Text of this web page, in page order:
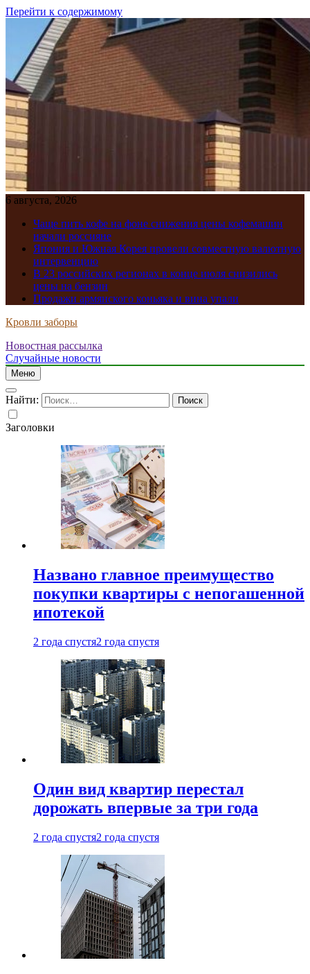
Перейти к содержимому
6 августа, 2026
Чаще пить кофе на фоне снижения цены кофемашин
начали россияне
Япония и Южная Корея провели совместную валютную
интервенцию
В 23 российских регионах в конце июля снизились
цены на бензин
Продажи армянского коньяка и вина упали
Кровли заборы
Новостная рассылка
Случайные новости
Меню
Найти:
Заголовки
Названо главное преимущество
покупки квартиры с непогашенной
ипотекой
2 года спустя2 года спустя
Один вид квартир перестал
дорожать впервые за три года
2 года спустя2 года спустя